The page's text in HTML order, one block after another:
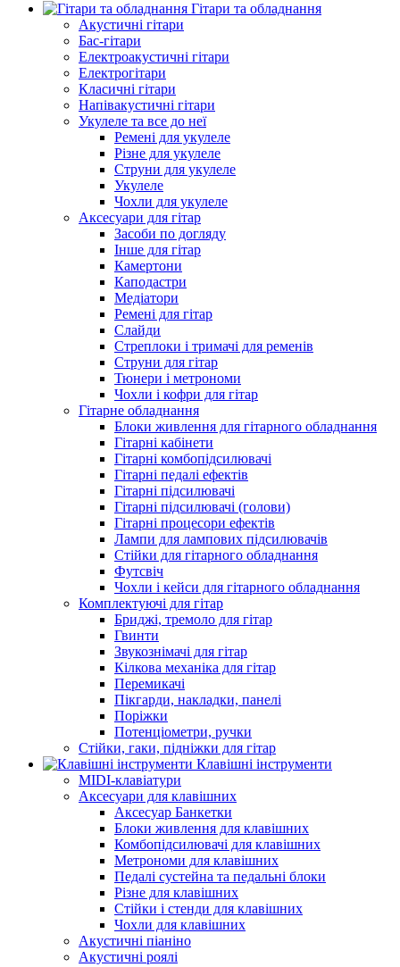
Гітари та обладнання
Акустичні гітари
Бас-гітари
Електроакустичні гітари
Електрогітари
Класичні гітари
Напівакустичні гітари
Укулеле та все до неї
Ремені для укулеле
Різне для укулеле
Струни для укулеле
Укулеле
Чохли для укулеле
Аксесуари для гітар
Засоби по догляду
Інше для гітар
Камертони
Каподастри
Медіатори
Ремені для гітар
Слайди
Стреплоки і тримачі для ременів
Струни для гітар
Тюнери і метрономи
Чохли і кофри для гітар
Гітарне обладнання
Блоки живлення для гітарного обладнання
Гітарні кабінети
Гітарні комбопідсилювачі
Гітарні педалі ефектів
Гітарні підсилювачі
Гітарні підсилювачі (голови)
Гітарні процесори ефектів
Лампи для лампових підсилювачів
Стійки для гітарного обладнання
Футсвіч
Чохли і кейси для гітарного обладнання
Комплектуючі для гітар
Бриджі, тремоло для гітар
Гвинти
Звукознімачі для гітар
Кілкова механіка для гітар
Перемикачі
Пікгарди, накладки, панелі
Поріжки
Потенціометри, ручки
Стійки, гаки, підніжки для гітар
Клавішні інструменти
MIDI-клавіатури
Аксесуари для клавішних
Аксесуар Банкетки
Блоки живлення для клавішних
Комбопідсилювачі для клавішних
Метрономи для клавішних
Педалі сустейна та педальні блоки
Різне для клавішних
Стійки і стенди для клавішних
Чохли для клавішних
Акустичні піаніно
Акустичні роялі